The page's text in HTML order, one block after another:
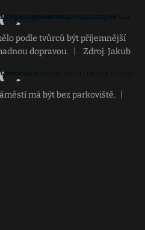
podle tvůrců být příjemnější
dopravou.
Zdroj: Jakub
má být bez parkoviště.